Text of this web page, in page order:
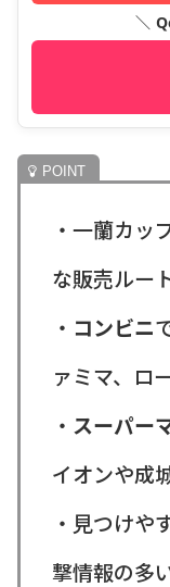
＼
・一蘭カッ
な販売ルー
・ コンビニ
ァミマ、ロ
・ スーパー
イオンや成
・見つけや
撃情報の多